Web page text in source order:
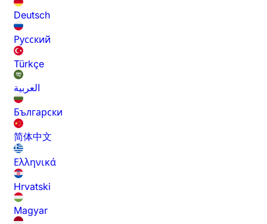
Deutsch
Русский
Türkçe
العربية
Български
简体中文
Ελληνικά
Hrvatski
Magyar